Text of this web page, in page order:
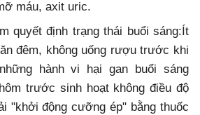
máu, axit uric.
quyết định trạng thái buổi sáng:Ít
đêm, không uống rượu trước khi
hành vi hại gan buổi sáng
trước sinh hoạt không điều độ
"khởi động cưỡng ép" bằng thuốc